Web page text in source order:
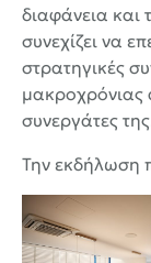
διαφάνεια και
συνεχίζει να
στρατηγικές
μακροχρόνιας
συνεργάτες
Την εκδήλωση